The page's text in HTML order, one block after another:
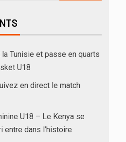
Tunisie et passe en quarts
U18
en direct le match
U18 – Le Kenya se
entre dans l’histoire